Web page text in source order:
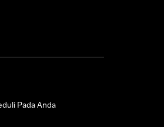
Pada Anda